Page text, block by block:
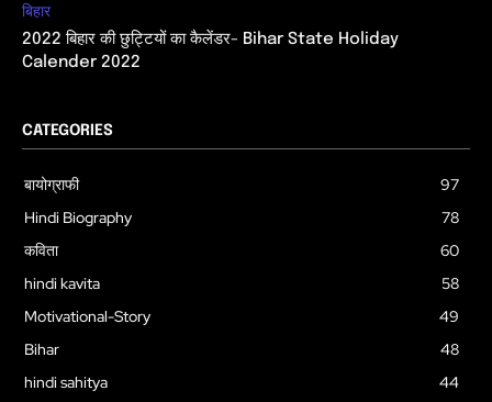
बिहार
2022 बिहार की छुट्टियों का कैलेंडर- Bihar State Holiday
Calender 2022
CATEGORIES
बायोग्राफी
97
Hindi Biography
78
कविता
60
hindi kavita
58
Motivational-Story
49
Bihar
48
hindi sahitya
44